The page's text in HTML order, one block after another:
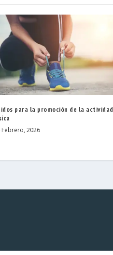
para la promoción de la actividad
Febrero, 2026